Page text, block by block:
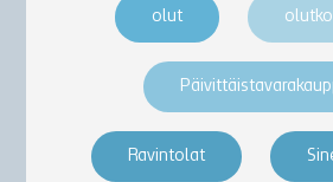
olut
Ravintolat